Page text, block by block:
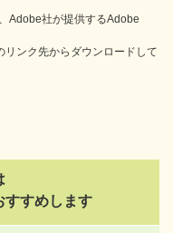
Adobe社が提供するAdobe
ンク先からダウンロードして
すすめします